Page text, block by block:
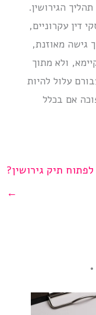
הגירושין.
דין עקרוניים,
גישה מאוזנת,
ולא מתוך
עלול להיות
אם בכלל
תיק גירושין?
←